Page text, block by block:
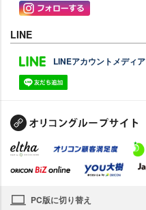
LINE
LINEアカウントメディア
PC版に切り替え